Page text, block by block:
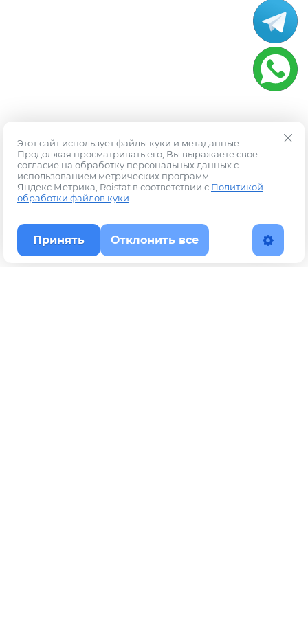
Этот сайт использует файлы куки и метаданные.
Продолжая просматривать его, Вы выражаете свое
согласие на обработку персональных данных с
использованием метрических программ
Яндекс.Метрика, Roistat в соответствии с Политикой
обработки файлов куки
Принять Отклонить все